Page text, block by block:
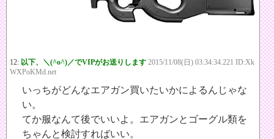
12: 以下、＼(^o^)／でVIPがお送りします 2015/11/08(日) 03:34:34.221 ID:Xk
WXPoKMd.net
いっちがどんなエアガン買いたいかによるんじゃな
い。
てか服なんて後でいいよ。エアガンとゴーグル類を
ちゃんと検討すればいい。